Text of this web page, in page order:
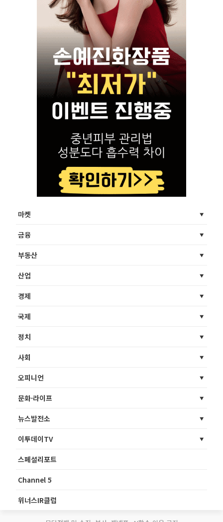
마켓
금융
부동산
산업
경제
국제
정치
사회
오피니언
문화·라이프
뉴스발전소
이투데이TV
스페셜리포트
Channel 5
위너스IR클럽